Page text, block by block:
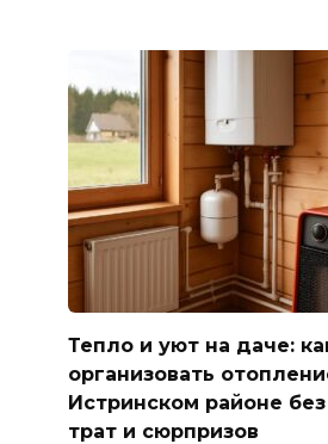
Тепло и уют на даче:
организовать
Истринском районе
трат и сюрпризов